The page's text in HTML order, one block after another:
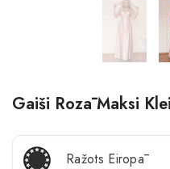
Gaiši Rozā Maksi
Ražots Eiropā